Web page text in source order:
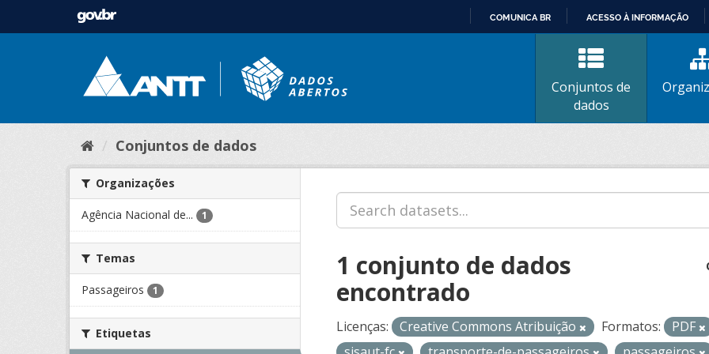
CONTEÚDO
COMUNICA BR ACESSO À INFORMAÇÃO
Conjuntos de
dados
Conjuntos de dados
Organizações
Agência Nacional de... 1
Temas
Passageiros 1
Etiquetas
1 conjunto de dados
encontrado
Licenças: Creative Commons Atribuição Formatos:
PDF